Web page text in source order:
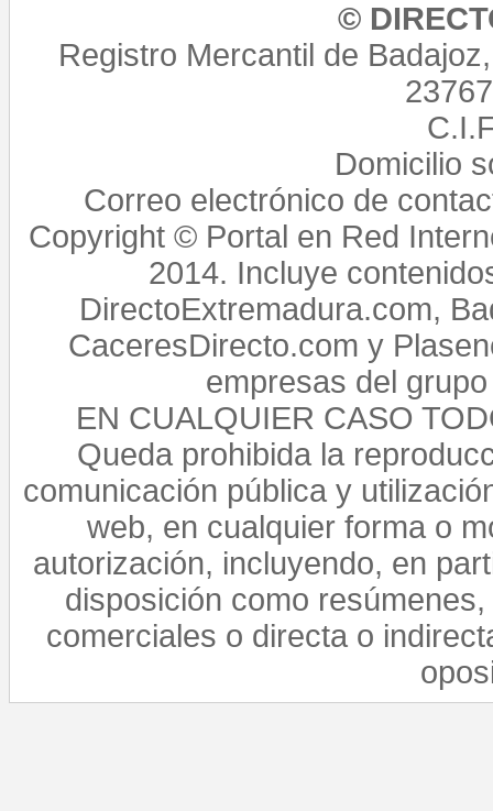
©
Registro Mercantil de
Domicilio
Correo electrónico de
Copyright © Portal en Red
2014. Incluye
DirectoExtremadura.com,
CaceresDirecto.com y
empresas del
EN CUALQUIER CASO
Queda prohibida la
comunicación pública y
web, en cualquier forma o
autorización, incluyendo, en
disposición como
comerciales o directa o